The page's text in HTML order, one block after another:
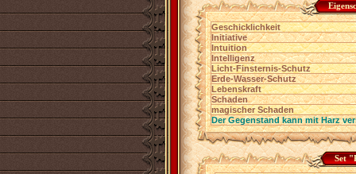
Geschicklichkeit
Initiative
Intuition
Intelligenz
Licht-Finsternis-Schutz
Erde-Wasser-Schutz
Lebenskraft
Schaden
magischer Schaden
Der Gegenstand kann mit Harz
Set